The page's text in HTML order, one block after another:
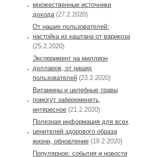
множественные источники
дохода (27.2.2020)
От наших пользователей:
настойка из каштана от варикоза
(25.2.2020)
Эксперимент на миллион
долларов, от наших
пользователей (23.2.2020)
Витамины и целебные травы
помогут забеременеть,
интересное (21.2.2020)
Полезная информация для всех
ценителей здорового образа
жизни, обновление (19.2.2020)
Популярное: события и новости